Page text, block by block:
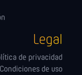
Legal
de privacidad
Condiciones de uso